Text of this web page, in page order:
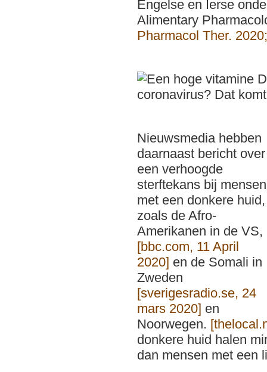
Engelse en Ierse
Alimentary
Pharmacol Ther.
Nieuwsmedia hebben
daarnaast bericht over
een verhoogde
sterftekans bij mensen
met een donkere huid,
zoals de Afro-
Amerikanen in de VS,
[bbc.com, 11 April
2020] en de Somali in
Zweden
[sverigesradio.se, 24
mars 2020] en
Noorwegen.
donkere huid halen
dan mensen met een